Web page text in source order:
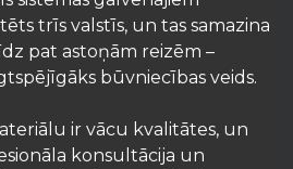
trīs valstīs, un tas samazina
pat astoņām reizēm –
būvniecības veids.
ir vācu kvalitātes, un
konsultācija un